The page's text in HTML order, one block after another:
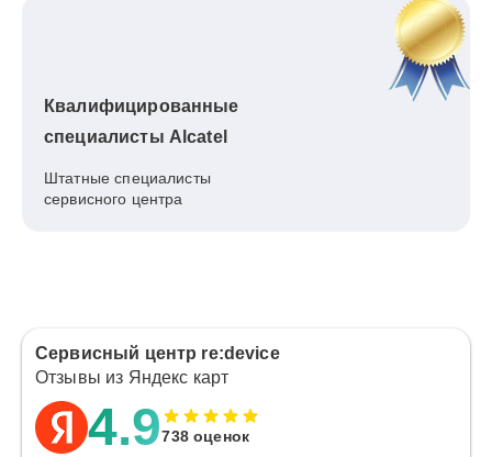
Квалифицированные
специалисты Alcatel
Штатные специалисты
сервисного центра
Сервисный центр re:device
Отзывы из Яндекс карт
4.9738 оценок